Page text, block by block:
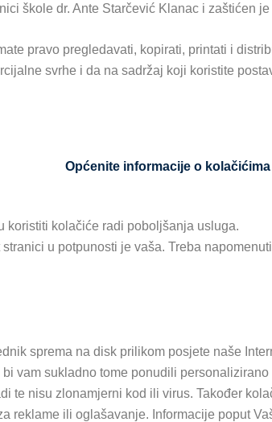
škole dr. Ante Starčević Klanac i zaštićen
pravo pregledavati, kopirati, printati i
svrhe i da na sadržaj koji koristite
Općenite informacije o kolačićima
koristiti kolačiće radi poboljšanja usluga.
u potpunosti je vaša. Treba
sprema na disk prilikom posjete naše
vam sukladno tome ponudili
te nisu zlonamjerni kod ili virus. Također
reklame ili oglašavanje. Informacije poput